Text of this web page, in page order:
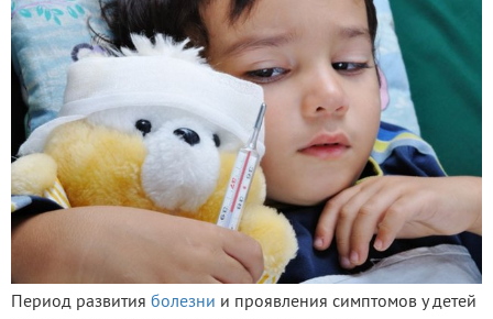
Период развития болезни и проявления симптомов у детей